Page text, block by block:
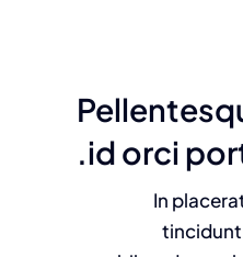
id orci
In